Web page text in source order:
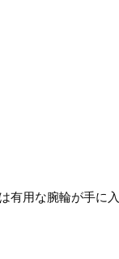
有用な腕輪が手に